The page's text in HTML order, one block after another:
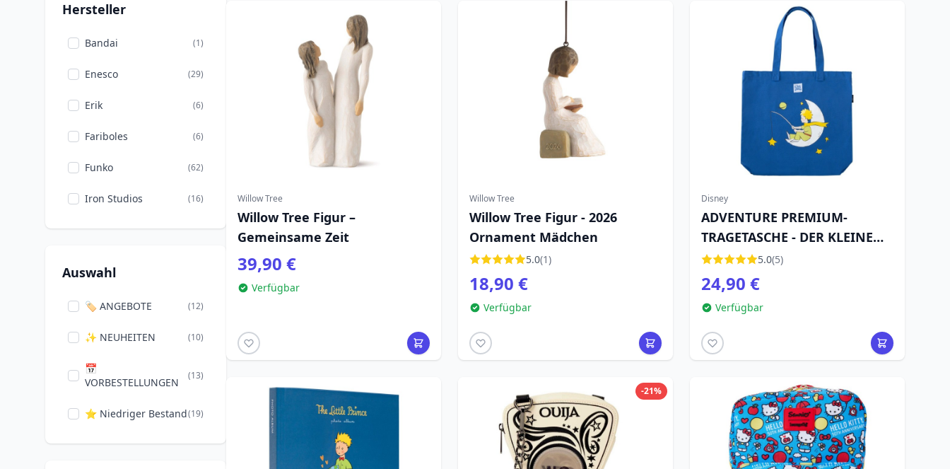
Willow Tree
Hersteller
Bandai (1)
Enesco (29)
Erik (6)
Fariboles (6)
Funko (62)
Iron Studios (16)
Loungefly (110)
Auswahl
🏷️ ANGEBOTE (12)
✨ NEUHEITEN (10)
📅
VORBESTELLUNGEN
(13)
⭐ Niedriger Bestand(19)
Willow Tree
Willow Tree Figur –
Gemeinsame Zeit
39,90 €
Verfügbar
Willow Tree
Willow Tree Figur - 2026
Ornament Mädchen
5.0(1)
18,90 €
Verfügbar
Disney
ADVENTURE PREMIUM-
TRAGETASCHE - DER KLEINE
PRINZ
5.0(5)
24,90 €
Verfügbar
-21%